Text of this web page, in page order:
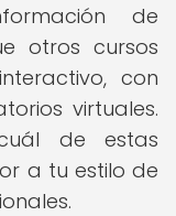
de
otros cursos
con
virtuales.
de estas
a tu estilo de